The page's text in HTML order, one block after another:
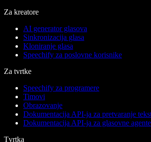
Za kreatore
AI generator glasova
Sinkronizacija glasa
Kloniranje glasa
Speechify za poslovne korisnike
Za tvrtke
Speechify za programere
Timovi
Obrazovanje
Dokumentacija API-ja za pretvaranje
Dokumentacija API-ja za glasovne agente
Tvrtka